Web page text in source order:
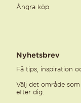
Ångra köp
Nyhetsbrev
Få tips, inspiration
Välj det område
efter dig.